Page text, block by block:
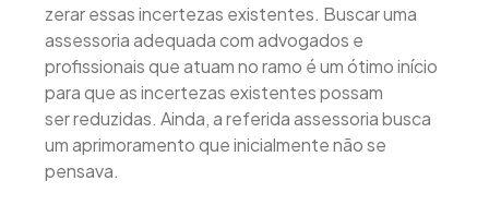
zerar essas incertezas existentes. Buscar uma
assessoria adequada com advogados e
profissionais que atuam no ramo é um ótimo início
para que as incertezas existentes possam
ser reduzidas. Ainda, a referida assessoria busca
um aprimoramento que inicialmente não se
pensava.